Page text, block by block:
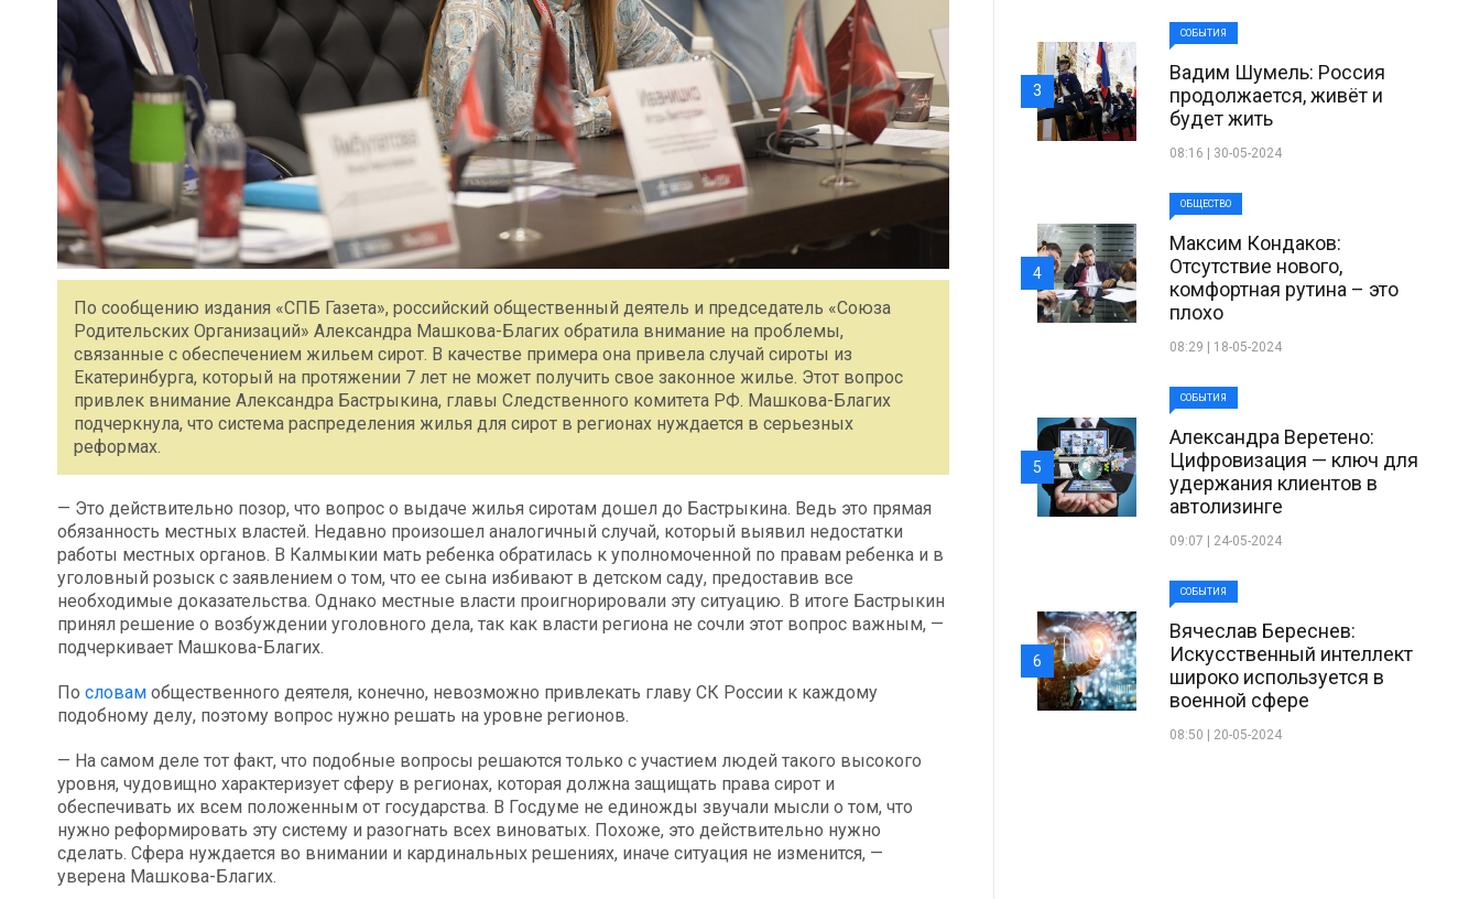
По сообщению издания «СПБ Газета», российский общественный деятель и председатель «Союза
Родительских Организаций» Александра Машкова-Благих обратила внимание на проблемы,
связанные с обеспечением жильем сирот. В качестве примера она привела случай сироты из
Екатеринбурга, который на протяжении 7 лет не может получить свое законное жилье. Этот вопрос
привлек внимание Александра Бастрыкина, главы Следственного комитета РФ. Машкова-Благих
подчеркнула, что система распределения жилья для сирот в регионах нуждается в серьезных
реформах.
— Это действительно позор, что вопрос о выдаче жилья сиротам дошел до Бастрыкина. Ведь это прямая
обязанность местных властей. Недавно произошел аналогичный случай, который выявил недостатки
работы местных органов. В Калмыкии мать ребенка обратилась к уполномоченной по правам ребенка и в
уголовный розыск с заявлением о том, что ее сына избивают в детском саду, предоставив все
необходимые доказательства. Однако местные власти проигнорировали эту ситуацию. В итоге Бастрыкин
принял решение о возбуждении уголовного дела, так как власти региона не сочли этот вопрос важным, —
подчеркивает Машкова-Благих.
По словам общественного деятеля, конечно, невозможно привлекать главу СК России к каждому
подобному делу, поэтому вопрос нужно решать на уровне регионов.
— На самом деле тот факт, что подобные вопросы решаются только с участием людей такого высокого
уровня, чудовищно характеризует сферу в регионах, которая должна защищать права сирот и
обеспечивать их всем положенным от государства. В Госдуме не единожды звучали мысли о том, что
нужно реформировать эту систему и разогнать всех виноватых. Похоже, это действительно нужно
сделать. Сфера нуждается во внимании и кардинальных решениях, иначе ситуация не изменится, —
уверена Машкова-Благих.
СОБЫТИЯ
Вадим Шумель: Россия
продолжается, живёт и
будет жить
08:16 | 30-05-2024
3
ОБЩЕСТВО
Максим Кондаков:
Отсутствие нового,
комфортная рутина – это
плохо
08:29 | 18-05-2024
4
СОБЫТИЯ
Александра Веретено:
Цифровизация — ключ для
удержания клиентов в
автолизинге
09:07 | 24-05-2024
5
СОБЫТИЯ
Вячеслав Береснев:
Искусственный интеллект
широко используется в
военной сфере
08:50 | 20-05-2024
6